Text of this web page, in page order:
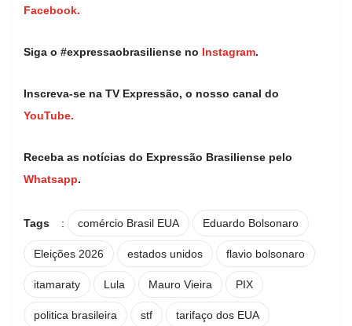
Facebook.
Siga o #expressaobrasiliense no Instagram.
Inscreva-se na TV Expressão, o nosso canal do
YouTube.
Receba as notícias do Expressão Brasiliense pelo
Whatsapp.
Tags : comércio Brasil EUA Eduardo Bolsonaro
Eleições 2026 estados unidos flavio bolsonaro
itamaraty Lula Mauro Vieira PIX
politica brasileira stf tarifaço dos EUA